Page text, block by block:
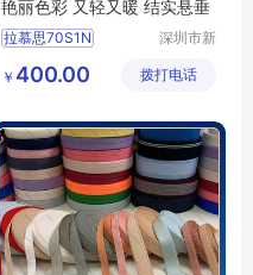
艳丽色彩 又轻又暖 结实悬垂
拉慕思70S1N
LAMOUS70S1N布料批发
深圳市新
链有限公
￥ 400.00 拨打电话